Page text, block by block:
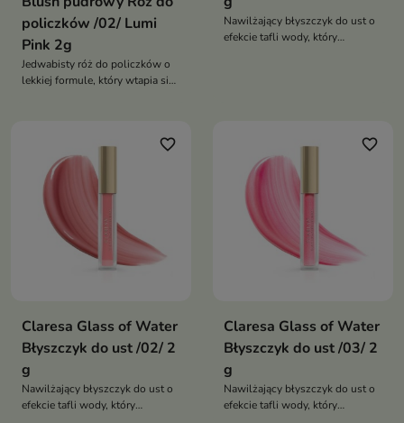
policzków /02/ Lumi
Pink 2g
Jedwabisty róż do policzków o
lekkiej formule, który wtapia się
Nawilżający błyszczyk do ust o
efekcie tafli wody, który
favorite_border
Claresa Glass of Water
Błyszczyk do ust /02/ 2
g
Nawilżający błyszczyk do ust o
efekcie tafli wody, który
favorite_border
Claresa Glass of Water
Błyszczyk do ust /03/ 2
g
Nawilżający błyszczyk do ust o
efekcie tafli wody, który